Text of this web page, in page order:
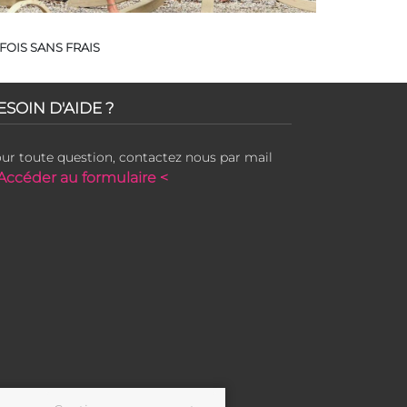
SANS FRAIS
D'AIDE ?
toute question, contactez nous par mail
au formulaire <